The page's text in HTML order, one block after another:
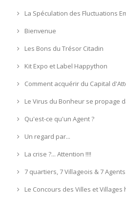
La Spéculation des Fluctuations
Bienvenue
Les Bons du Trésor Citadin
Kit Expo et Label Happython
Comment acquérir du Capital
Le Virus du Bonheur se propage
Qu'est-ce qu'un Agent ?
Un regard par...
La crise ?... Attention !!!!
7 quartiers, 7 Villageois & 7 Agents
Le Concours des Villes et Villages